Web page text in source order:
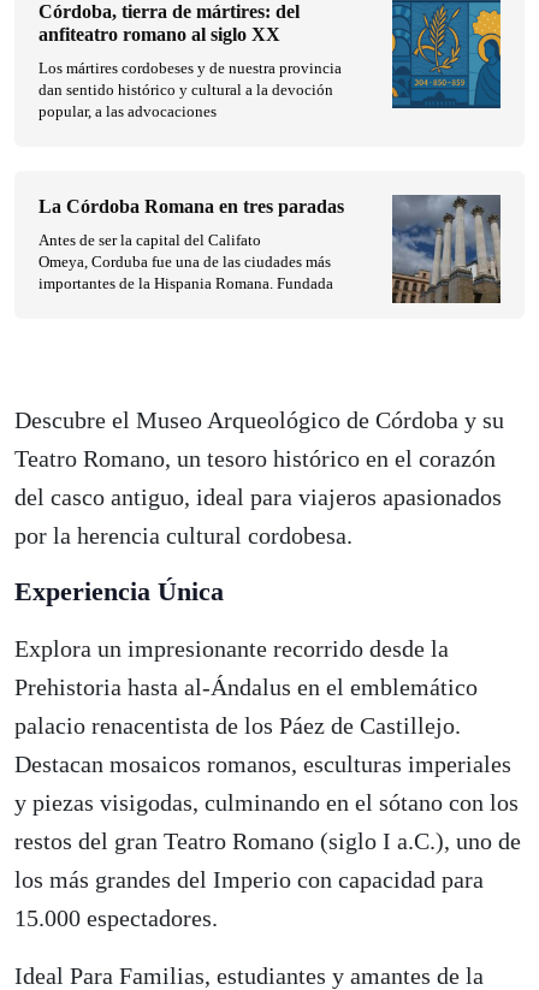
Descubre el Museo Arqueológico de Córdoba y su
Teatro Romano, un tesoro histórico en el corazón
del casco antiguo, ideal para viajeros apasionados
por la herencia cultural cordobesa.
Experiencia Única
Explora un impresionante recorrido desde la
Prehistoria hasta al-Ándalus en el emblemático
palacio renacentista de los Páez de Castillejo.
Destacan mosaicos romanos, esculturas imperiales
y piezas visigodas, culminando en el sótano con los
restos del gran Teatro Romano (siglo I a.C.), uno de
los más grandes del Imperio con capacidad para
15.000 espectadores.
Ideal Para Familias, estudiantes y amantes de la
Córdoba, tierra de mártires: del
anfiteatro romano al siglo XX
Los mártires cordobeses y de nuestra provincia
dan sentido histórico y cultural a la devoción
popular, a las advocaciones
La Córdoba Romana en tres paradas
Antes de ser la capital del Califato
Omeya, Corduba fue una de las ciudades más
importantes de la Hispania Romana. Fundada